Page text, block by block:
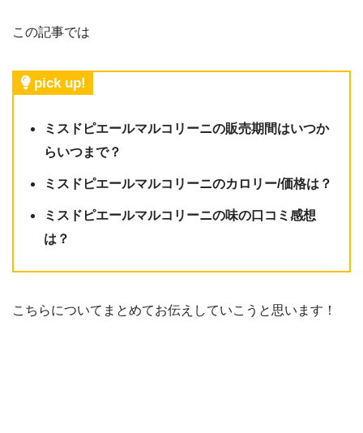
この記事では
pick up!
ミスドピエールマルコリーニの販売期間はいつか
らいつまで？
ミスドピエールマルコリーニのカロリー/価格は？
ミスドピエールマルコリーニの味の口コミ感想
は？
こちらについてまとめてお伝えしていこうと思います！